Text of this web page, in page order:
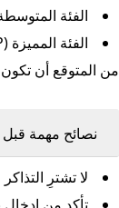
الفئة المتوسطة: من 60 إلى
الفئة المميزة (VIP): من 150 إلى 300 ريال قطري
من المتوقع أن تكون
نصائح مهمة قبل
لا تشترِ